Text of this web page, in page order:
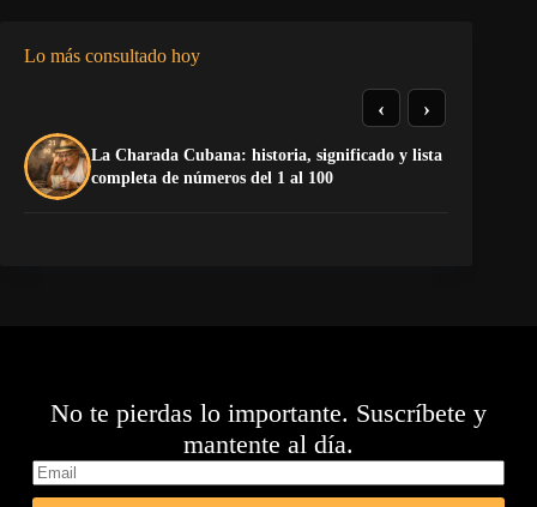
Lo más consultado hoy
La Charada Cubana: historia, significado y lista
completa de números del 1 al 100
‹ ›
No te pierdas lo importante. Suscríbete y
mantente al día.